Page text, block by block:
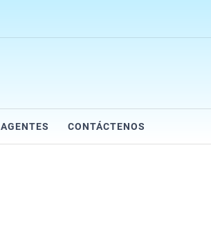
AGENTES CONTÁCTENOS